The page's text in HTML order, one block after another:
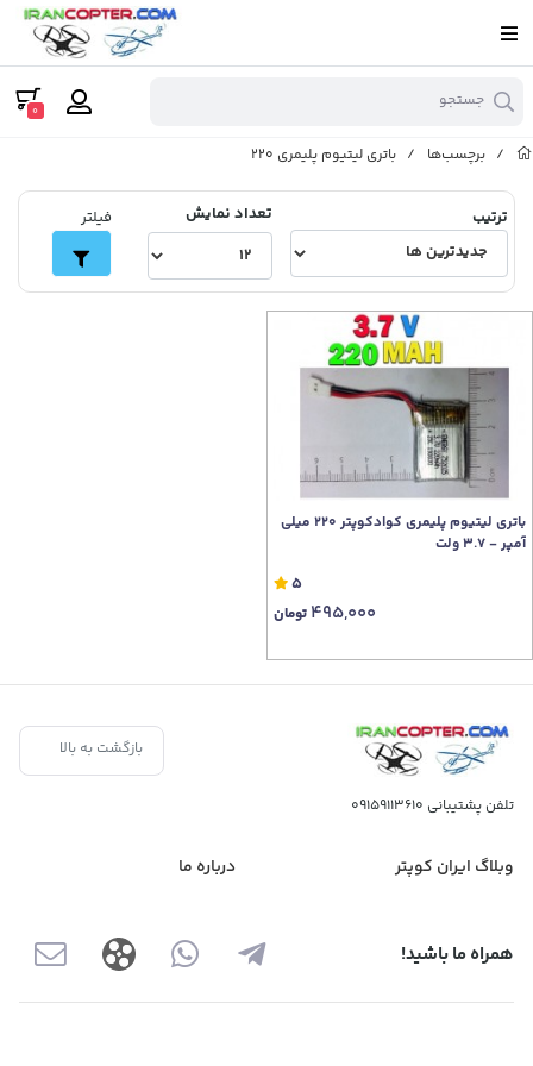
جستجو 0
/ برچسب‌ها / باتری لیتیوم پلیمری 220
ترتیب تعداد نمایش فیلتر
باتری لیتیوم پلیمری کوادکوپتر 220 میلی
آمپر - 3.7 ولت
5
495,000 تومان
بازگشت به بالا
تلفن پشتیبانی 09159113610
وبلاگ ایران کوپتر درباره ما
همراه ما باشید!